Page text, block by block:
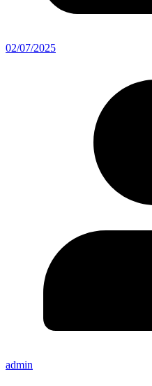
02/07/2025
admin